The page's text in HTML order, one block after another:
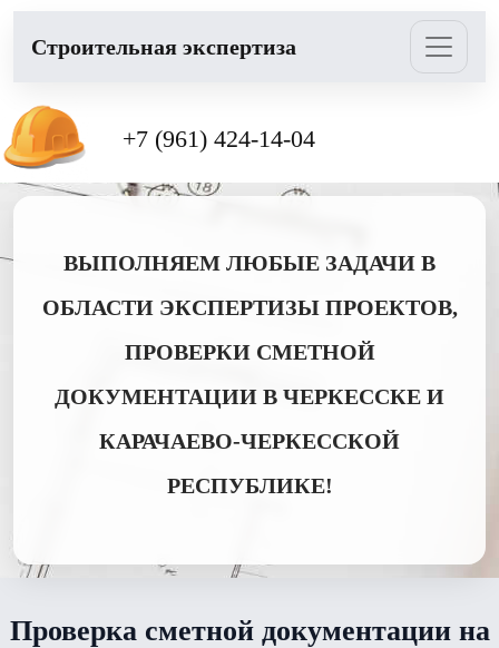
Cтроительная экспертиза
+7 (961) 424-14-04
ВЫПОЛНЯЕМ ЛЮБЫЕ ЗАДАЧИ В
ОБЛАСТИ ЭКСПЕРТИЗЫ ПРОЕКТОВ,
ПРОВЕРКИ СМЕТНОЙ
ДОКУМЕНТАЦИИ В ЧЕРКЕССКЕ И
КАРАЧАЕВО-ЧЕРКЕССКОЙ
РЕСПУБЛИКЕ!
Проверка сметной документации на